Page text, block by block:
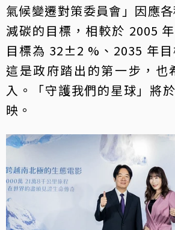
氣候變遷對策委員會」因應
減碳的目標，相較於 2005
目標為 32±2 %、2035 年
這是政府踏出的第一步，也
入。「守護我們的星球」將
映。